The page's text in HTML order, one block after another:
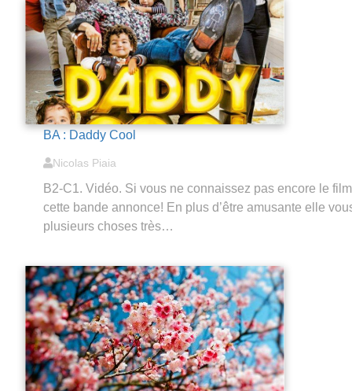
BA : Daddy Cool
Nicolas Piaia
B2-C1. Vidéo. Si vous ne connaissez pas encore le
cette bande annonce! En plus d’être amusante elle
plusieurs choses très…